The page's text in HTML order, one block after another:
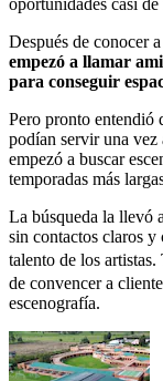
Después de conocer
empezó a llamar
para conseguir
Pero pronto entendió
podían servir una vez
empezó a buscar
temporadas más
La búsqueda la llevó
sin contactos claros y
talento de los artistas.
de convencer a
escenografía.